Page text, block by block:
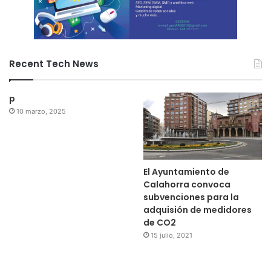
Recent Tech News
p
10 marzo, 2025
El Ayuntamiento de
Calahorra convoca
subvenciones para la
adquisión de medidores
de CO2
15 julio, 2021